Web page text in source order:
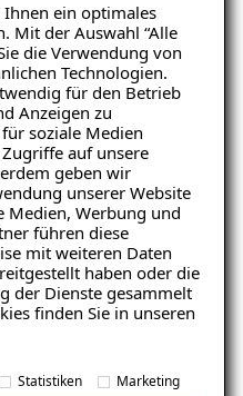
ein optimales
Mit der Auswahl “Alle
die Verwendung von
Technologien.
für den Betrieb
Anzeigen zu
soziale Medien
auf unsere
geben wir
unserer Website
Medien, Werbung und
führen diese
mit weiteren Daten
haben oder die
der Dienste gesammelt
finden Sie in unseren
Statistiken Marketing
REFERENZEN
Tipps gegen